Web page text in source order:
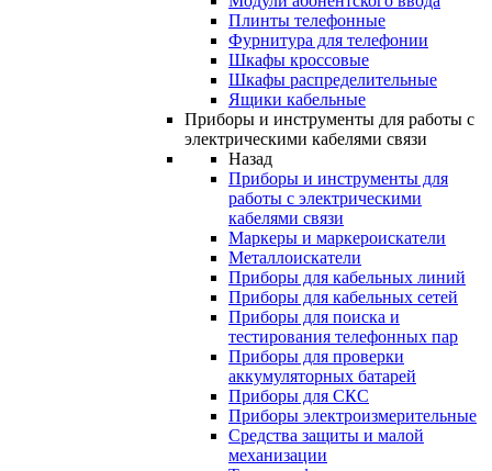
Плинты телефонные
Фурнитура для телефонии
Шкафы кроссовые
Шкафы распределительные
Ящики кабельные
Приборы и инструменты для работы с
электрическими кабелями связи
Назад
Приборы и инструменты для
работы с электрическими
кабелями связи
Маркеры и маркероискатели
Металлоискатели
Приборы для кабельных линий
Приборы для кабельных сетей
Приборы для поиска и
тестирования телефонных пар
Приборы для проверки
аккумуляторных батарей
Приборы для СКС
Приборы электроизмерительные
Средства защиты и малой
механизации